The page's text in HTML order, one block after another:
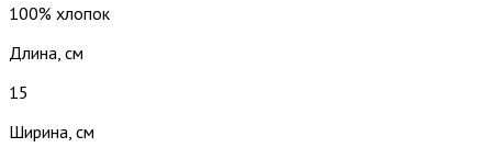
100% хлопок
Длина, см
15
Ширина, см